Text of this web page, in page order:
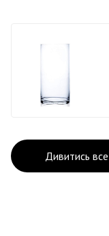
Дивитись все